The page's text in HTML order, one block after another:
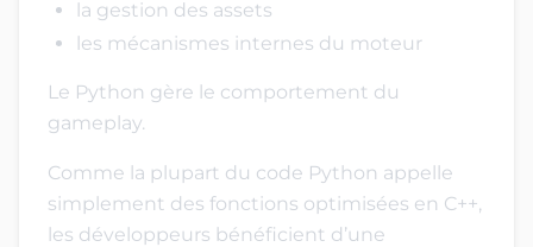
la gestion des assets
les mécanismes internes du moteur
Le Python gère le comportement du
gameplay.
Comme la plupart du code Python appelle
simplement des fonctions optimisées en C++,
les développeurs bénéficient d’une